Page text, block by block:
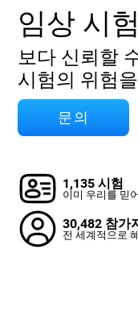
임상 시험
보다 신뢰할
시험의 위험
문의
1,135 시험
이미 우리를 믿
30,482 참가
전 세계적으로